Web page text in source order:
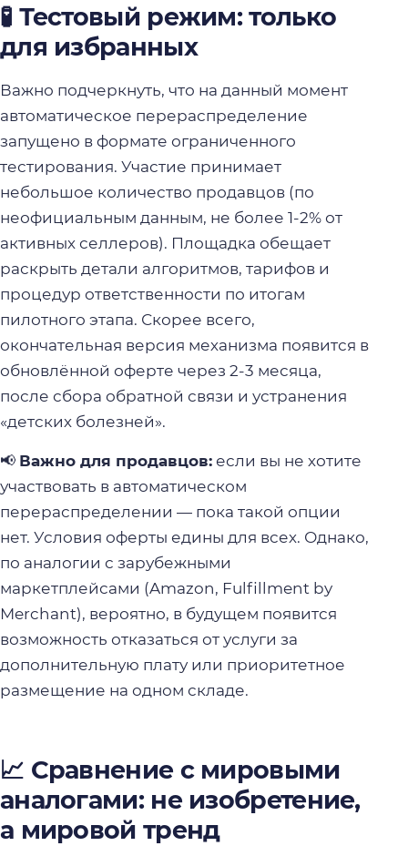
🧪 Тестовый режим: только
для избранных
Важно подчеркнуть, что на данный момент
автоматическое перераспределение
запущено в формате ограниченного
тестирования. Участие принимает
небольшое количество продавцов (по
неофициальным данным, не более 1-2% от
активных селлеров). Площадка обещает
раскрыть детали алгоритмов, тарифов и
процедур ответственности по итогам
пилотного этапа. Скорее всего,
окончательная версия механизма появится в
обновлённой оферте через 2-3 месяца,
после сбора обратной связи и устранения
«детских болезней».
📢 Важно для продавцов: если вы не хотите
участвовать в автоматическом
перераспределении — пока такой опции
нет. Условия оферты едины для всех. Однако,
по аналогии с зарубежными
маркетплейсами (Amazon, Fulfillment by
Merchant), вероятно, в будущем появится
возможность отказаться от услуги за
дополнительную плату или приоритетное
размещение на одном складе.
📈 Сравнение с мировыми
аналогами: не изобретение,
а мировой тренд